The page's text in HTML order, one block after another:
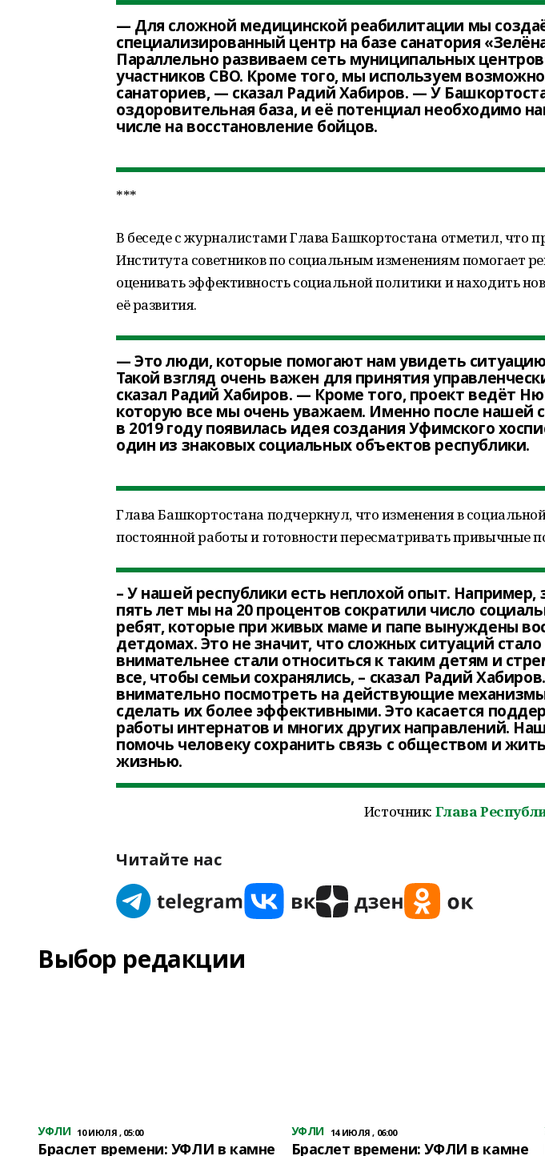
— Для сложной медицинской реабилитации мы
специализированный центр на базе санатория
Параллельно развиваем сеть муниципальных
участников СВО. Кроме того, мы используем
санаториев, — сказал Радий Хабиров. — У
оздоровительная база, и её потенциал необходимо
числе на восстановление бойцов.
***
В беседе с журналистами Глава Башкортостана отметил, что
Института советников по социальным изменениям помогает
оценивать эффективность социальной политики и находить
её развития.
— Это люди, которые помогают нам увидеть
Такой взгляд очень важен для принятия
сказал Радий Хабиров. — Кроме того, проект ведёт
которую все мы очень уважаем. Именно после нашей
в 2019 году появилась идея создания Уфимского
один из знаковых социальных объектов республики.
Глава Башкортостана подчеркнул, что изменения в
постоянной работы и готовности пересматривать привычные
– У нашей республики есть неплохой опыт. Например,
пять лет мы на 20 процентов сократили число
ребят, которые при живых маме и папе вынуждены
детдомах. Это не значит, что сложных ситуаций
внимательнее стали относиться к таким детям и
все, чтобы семьи сохранялись, – сказал Радий
внимательно посмотреть на действующие
сделать их более эффективными. Это касается
работы интернатов и многих других направлений.
помочь человеку сохранить связь с обществом и
жизнью.
Источник: Глава
Читайте нас
Выбор редакции
УФЛИ 10 ИЮЛЯ , 05:00
Браслет времени: УФЛИ в камне
УФЛИ 14 ИЮЛЯ , 06:00
Браслет времени: УФЛИ в камне